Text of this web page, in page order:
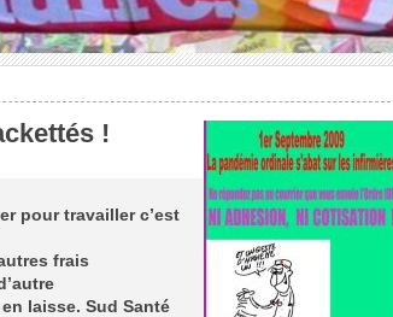
!
pour travailler c’est
frais
laisse. Sud Santé